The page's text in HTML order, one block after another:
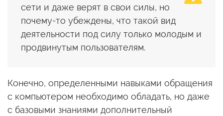
сети и даже верят в свои силы, но
почему-то убеждены, что такой вид
деятельности под силу только молодым и
продвинутым пользователям.
Конечно, определенными навыками обращения
с компьютером необходимо обладать, но даже
с базовыми знаниями дополнительный